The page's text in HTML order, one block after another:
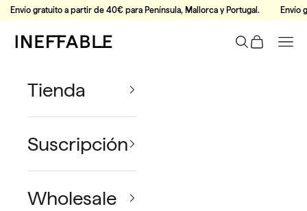
Ir al contenido
Envío gratuito a partir de 40€ para Península, Mallorca y Portugal. Envío
Ineffable Coffee BuscarTu Carrito
Tienda
Suscripción
Wholesale